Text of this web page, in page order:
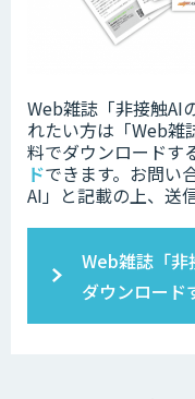
Web雑誌「非接触AI
れたい方は「Web雑
料でダウンロードす
ドできます。お問い
AI」と記載の上、送
Web雑誌「非
ダウンロード